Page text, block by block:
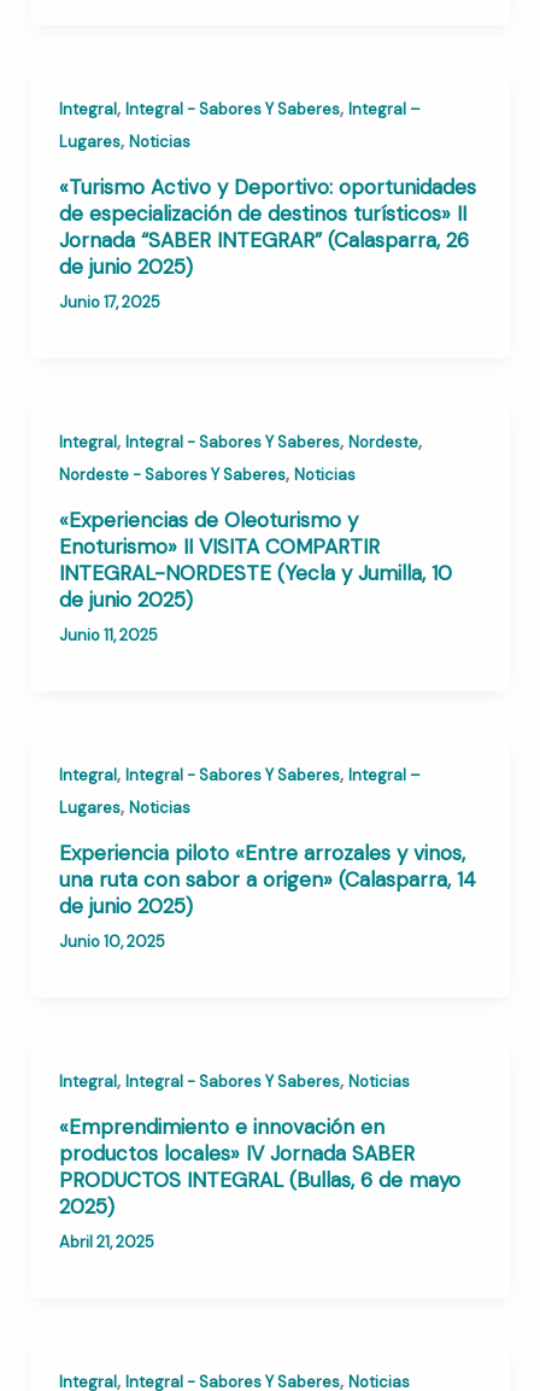
Integral, Integral - Sabores Y Saberes, Integral –
Lugares, Noticias
«Turismo Activo y Deportivo: oportunidades
de especialización de destinos turísticos» II
Jornada “SABER INTEGRAR” (Calasparra, 26
de junio 2025)
Junio 17, 2025
Integral, Integral - Sabores Y Saberes, Nordeste,
Nordeste - Sabores Y Saberes, Noticias
«Experiencias de Oleoturismo y
Enoturismo» II VISITA COMPARTIR
INTEGRAL-NORDESTE (Yecla y Jumilla, 10
de junio 2025)
Junio 11, 2025
Integral, Integral - Sabores Y Saberes, Integral –
Lugares, Noticias
Experiencia piloto «Entre arrozales y vinos,
una ruta con sabor a origen» (Calasparra, 14
de junio 2025)
Junio 10, 2025
Integral, Integral - Sabores Y Saberes, Noticias
«Emprendimiento e innovación en
productos locales» IV Jornada SABER
PRODUCTOS INTEGRAL (Bullas, 6 de mayo
2025)
Abril 21, 2025
Integral, Integral - Sabores Y Saberes, Noticias